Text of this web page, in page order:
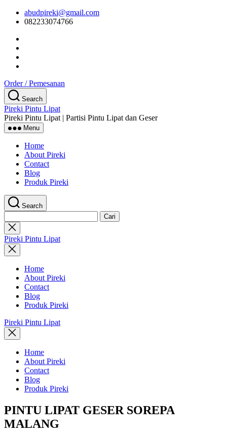
Skip
content
abudpireki@gmail.com
082233074766
Order / Pemesanan
Search
Pireki Pintu Lipat
Pireki Pintu Lipat | Partisi Pintu Lipat dan Geser
Menu
Home
About Pireki
Contact
Blog
Produk Pireki
Search
untuk:
Close
search
Pireki Pintu Lipat
Home
About Pireki
Contact
Blog
Produk Pireki
Pireki Pintu Lipat
Home
About Pireki
Contact
Blog
Produk Pireki
PINTU LIPAT GESER SOREPA
MALANG